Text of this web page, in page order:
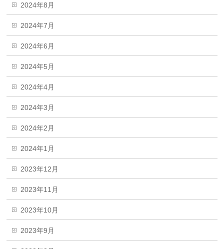
2024年8月
2024年7月
2024年6月
2024年5月
2024年4月
2024年3月
2024年2月
2024年1月
2023年12月
2023年11月
2023年10月
2023年9月